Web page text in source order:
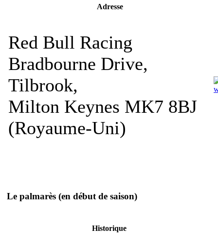
Adresse
Red Bull Racing
Bradbourne Drive,
Tilbrook,
Milton Keynes MK7 8BJ
(Royaume-Uni)
Le palmarès (en début de saison)
Historique